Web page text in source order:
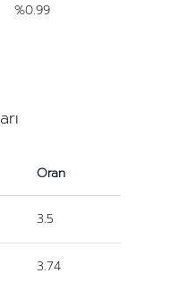
%0.99
Oran
3.5
3.74